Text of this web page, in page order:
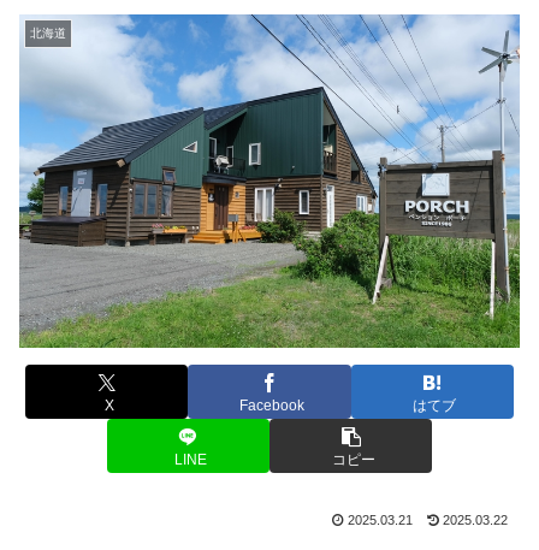
北海道
X Facebook はてブ
LINE コピー
2025.03.21 2025.03.22